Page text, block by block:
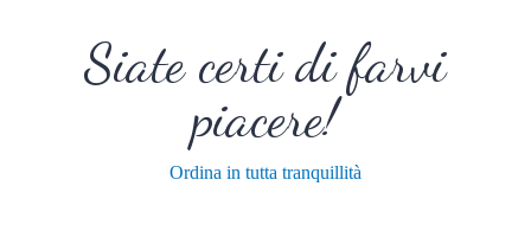
Siate certi di farvi
piacere!
Ordina in tutta tranquillità